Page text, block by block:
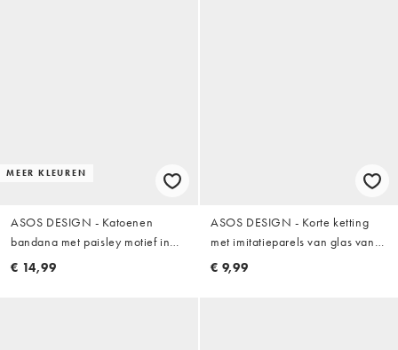
MEER KLEUREN
ASOS DESIGN - Katoenen
bandana met paisley motief in
kaki
€ 14,99
ASOS DESIGN - Korte ketting
met imitatieparels van glas van
6mm in wit
€ 9,99